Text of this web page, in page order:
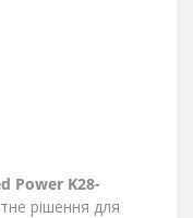
Power K28-
рішення для